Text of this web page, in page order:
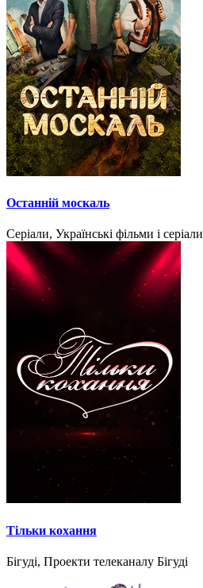
Останній москаль
Серіали, Українські фільми і серіали
Тільки кохання
Бігуді, Проекти телеканалу Бігуді